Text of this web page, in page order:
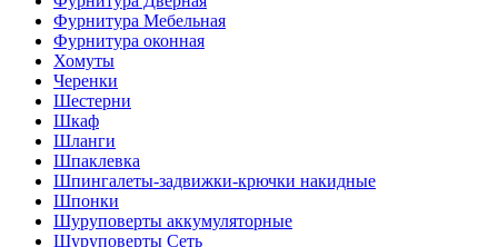
Фурнитура Мебельная
Фурнитура оконная
Хомуты
Черенки
Шестерни
Шкаф
Шланги
Шпаклевка
Шпингалеты-задвижки-крючки накидные
Шпонки
Шуруповерты аккумуляторные
Шуруповерты Сеть